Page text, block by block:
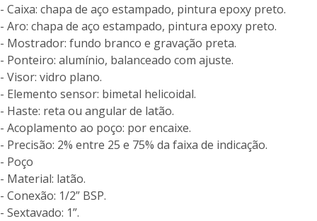
- Caixa: chapa de aço estampado, pintura epoxy preto.
- Aro: chapa de aço estampado, pintura epoxy preto.
- Mostrador: fundo branco e gravação preta.
- Ponteiro: alumínio, balanceado com ajuste.
- Visor: vidro plano.
- Elemento sensor: bimetal helicoidal.
- Haste: reta ou angular de latão.
- Acoplamento ao poço: por encaixe.
- Precisão: 2% entre 25 e 75% da faixa de indicação.
- Poço
- Material: latão.
- Conexão: 1/2” BSP.
- Sextavado: 1”.